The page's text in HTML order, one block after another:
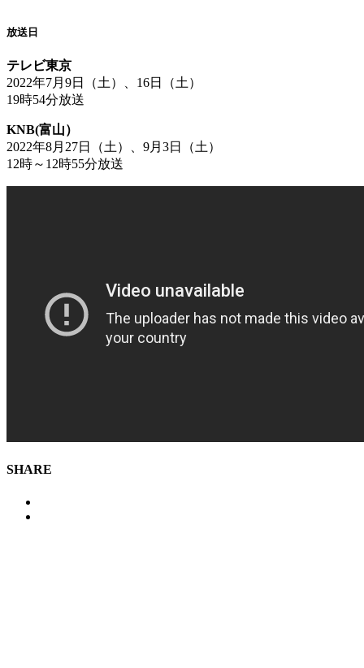
放送日
テレビ東京
2022年7月9日（土）、16日（土）
19時54分放送
KNB(富山）
2022年8月27日（土）、9月3日（土）
12時～12時55分放送
SHARE